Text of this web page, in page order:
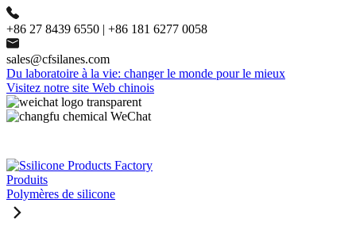
+86 27 8439 6550 | +86 181 6277 0058
sales@cfsilanes.com
Du laboratoire à la vie: changer le monde pour le mieux
Visitez notre site Web chinois
Produits
Polymères de silicone